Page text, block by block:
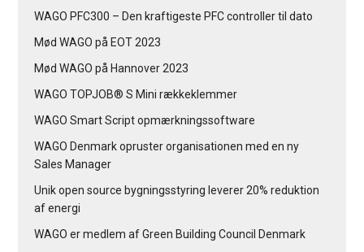
WAGO PFC300 – Den kraftigeste PFC controller til dato
Mød WAGO på EOT 2023
Mød WAGO på Hannover 2023
WAGO TOPJOB® S Mini rækkeklemmer
WAGO Smart Script opmærkningssoftware
WAGO Denmark opruster organisationen med en ny
Sales Manager
Unik open source bygningsstyring leverer 20% reduktion
af energi
WAGO er medlem af Green Building Council Denmark